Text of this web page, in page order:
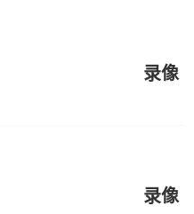
录像
录像